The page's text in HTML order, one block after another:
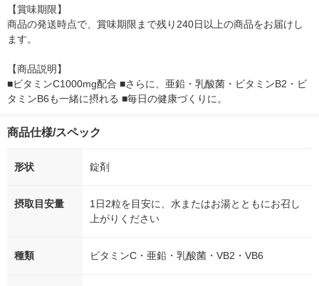
【賞味期限】
商品の発送時点で、賞味期限まで残り240日以上の商品をお届けし
ます。
【商品説明】
■ビタミンC1000mg配合 ■さらに、亜鉛・乳酸菌・ビタミンB2・ビ
タミンB6も一緒に摂れる ■毎日の健康づくりに。
商品仕様/スペック
形状 錠剤
摂取目安量
1日2粒を目安に、水またはお湯とともにお召し
上がりください
種類 ビタミンC・亜鉛・乳酸菌・VB2・VB6